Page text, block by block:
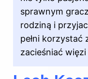
sprawnym
rodziną i
pełni korzystać
zacieśniać